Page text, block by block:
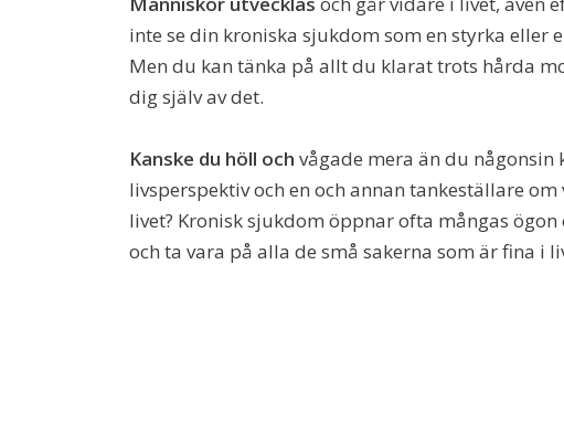
inte se din kroniska sjukdom som en styrka eller
Men du kan tänka på allt du klarat trots hårda
dig själv av det.
Kanske du höll och vågade mera än du någonsin
livsperspektiv och en och annan tankeställare
livet? Kronisk sjukdom öppnar ofta mångas
och ta vara på alla de små sakerna som är fina i